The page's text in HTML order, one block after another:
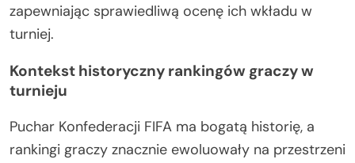
zapewniając sprawiedliwą ocenę ich wkładu w
turniej.
Kontekst historyczny rankingów graczy w
turnieju
Puchar Konfederacji FIFA ma bogatą historię, a
rankingi graczy znacznie ewoluowały na przestrzeni